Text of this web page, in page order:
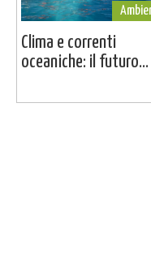
Clima e correnti
oceaniche: il futuro...